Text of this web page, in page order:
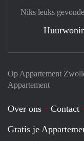
Op Appartement
Appartement
Over ons Contact
Gratis je
Niks leuks